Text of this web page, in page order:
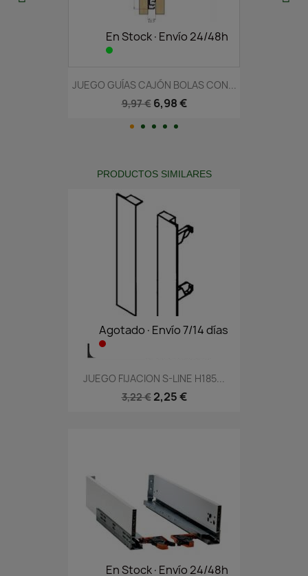
En Stock·Envío 24/48h
JUEGO GUÍAS CAJÓN BOLAS CON...
9,97 € 6,98 €
PRODUCTOS SIMILARES
Agotado·Envío 7/14 días
JUEGO FIJACION S-LINE H185...
3,22 € 2,25 €
En Stock·Envío 24/48h